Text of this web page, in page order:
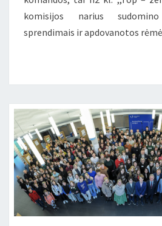
komisijos narius
sprendimais ir apdovanotos